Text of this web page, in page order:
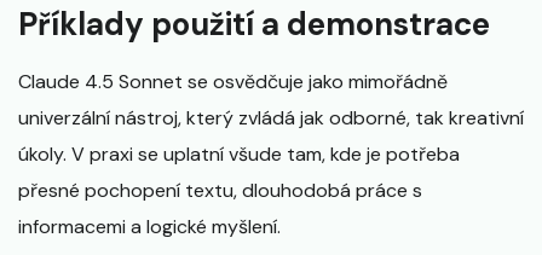
Příklady použití a demonstrace
Claude 4.5 Sonnet se osvědčuje jako mimořádně
univerzální nástroj, který zvládá jak odborné, tak kreativní
úkoly. V praxi se uplatní všude tam, kde je potřeba
přesné pochopení textu, dlouhodobá práce s
informacemi a logické myšlení.